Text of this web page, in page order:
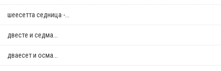
шеесетта седница -...
двестe и седма...
дваесет и осма...